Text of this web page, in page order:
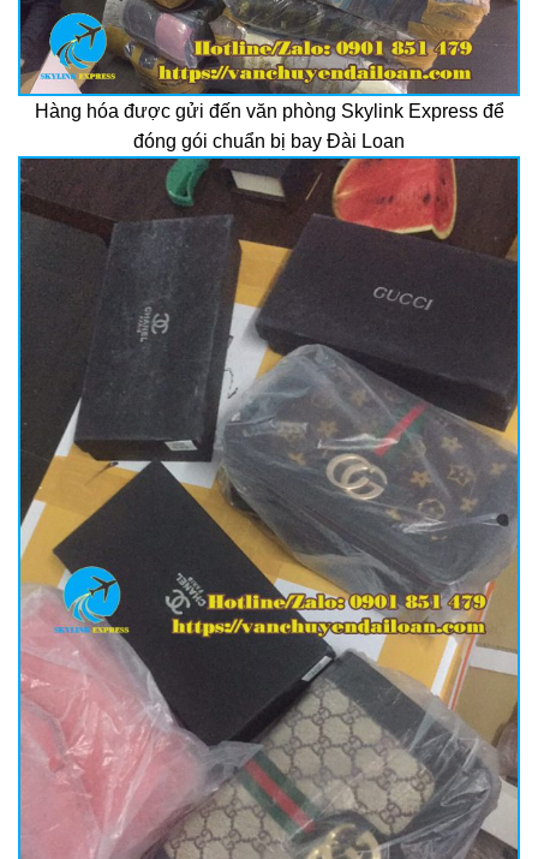
Hàng hóa được gửi đến văn phòng Skylink Express để
đóng gói chuẩn bị bay Đài Loan